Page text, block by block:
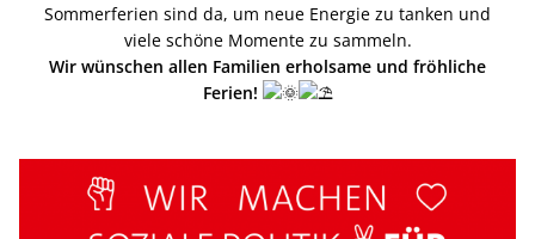
Sommerferien sind da, um neue Energie zu tanken und
viele schöne Momente zu sammeln.
Wir wünschen allen Familien erholsame und fröhliche
Ferien!